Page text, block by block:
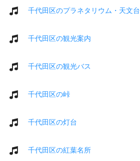
千代田区のプラネタリウム・天文台
千代田区の観光案内
千代田区の観光バス
千代田区の峠
千代田区の灯台
千代田区の紅葉名所